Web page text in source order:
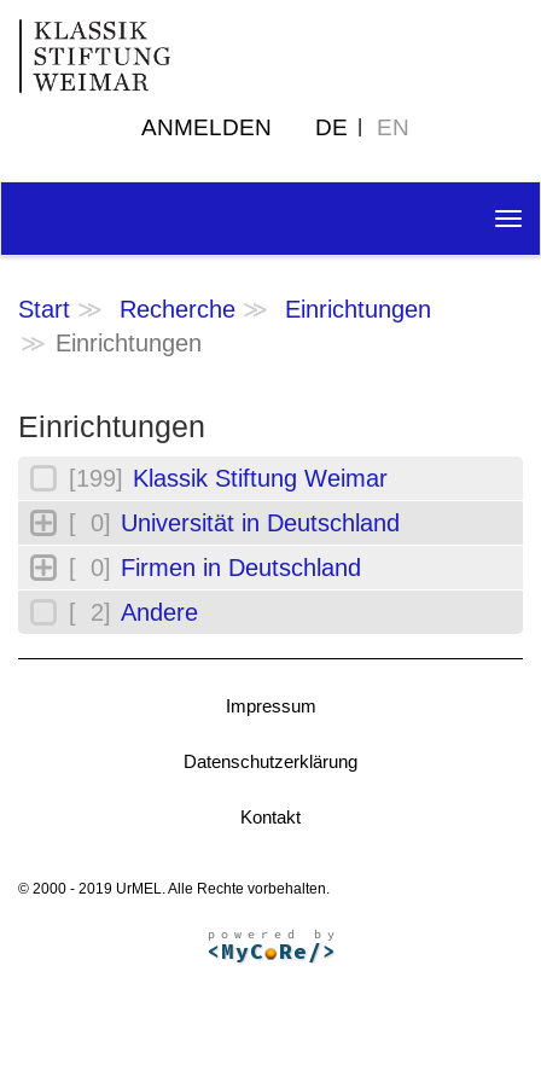
ANMELDEN DE EN
Start Recherche
Einrichtungen
Einrichtungen
Einrichtungen
[199] Klassik Stiftung Weimar
[ 0] Universität in Deutschland
[ 0] Firmen in Deutschland
[ 2] Andere
Impressum
Datenschutzerklärung
Kontakt
© 2000 - 2019 UrMEL. Alle Rechte vorbehalten.